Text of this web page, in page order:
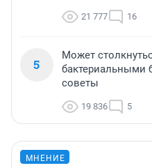
21 777 16
5
Может
бактериальными
советы
19 836 5
МНЕНИЕ